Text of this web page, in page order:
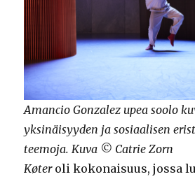
Amancio Gonzalez upea soolo
yksinäisyyden ja sosiaalisen
teemoja. Kuva © Catrie Zorn
Køteroli kokonaisuus, jossa